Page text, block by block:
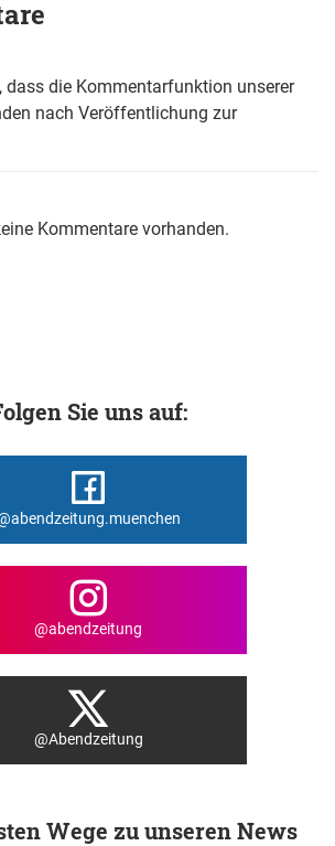
dass die Kommentarfunktion unserer
nach Veröffentlichung zur
Kommentare vorhanden.
Sie uns auf:
@abendzeitung
@Abendzeitung
Wege zu unseren News